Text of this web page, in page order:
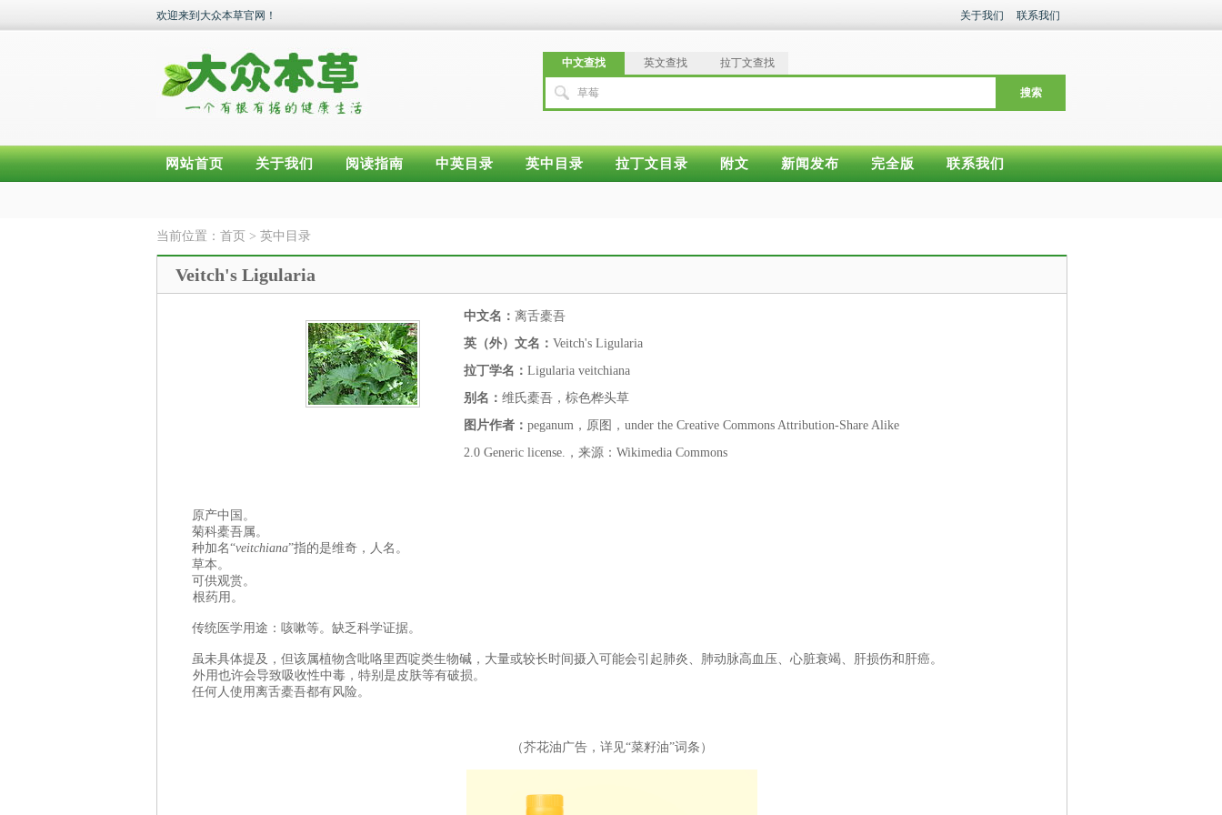
欢迎来到大众本草官网！ 关于我们 联系我们
中文查找 英文查找 拉丁文查找
草莓 搜索
网站首页 关于我们 阅读指南 中英目录 英中目录 拉丁文目录 附文 新闻发布 完全版 联系我们
当前位置： 首页 > 英中目录
Veitch's Ligularia
中文名： 离舌橐吾
英（外）文名： Veitch's Ligularia
拉丁学名： Ligularia veitchiana
别名： 维氏橐吾，棕色桦头草
图片作者： peganum，原图，under the Creative Commons Attribution-Share Alike
2.0 Generic license.，来源：Wikimedia Commons
原产中国。
菊科橐吾属。
种加名“veitchiana”指的是维奇，人名。
草本。
可供观赏。
根药用。
传统医学用途：咳嗽等。缺乏科学证据。
虽未具体提及，但该属植物含吡咯里西啶类生物碱，大量或较长时间摄入可能会引起肺炎、肺动脉高血压、心脏衰竭、肝损伤和肝癌。
外用也许会导致吸收性中毒，特别是皮肤等有破损。
任何人使用离舌橐吾都有风险。
（芥花油广告，详见“菜籽油”词条）